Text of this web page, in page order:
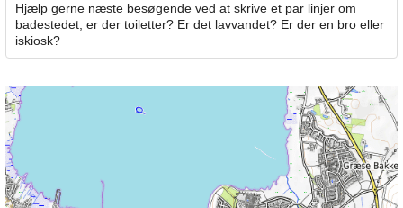
Hjælp gerne næste besøgende ved at skrive et par linjer om
badestedet, er der toiletter? Er det lavvandet? Er der en bro eller
iskiosk?